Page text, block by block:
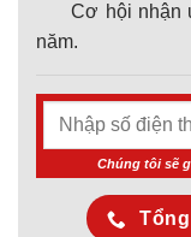
Cơ hội nhận
năm.
Chúng tôi sẽ